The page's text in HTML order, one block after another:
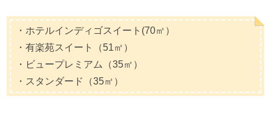
・ホテルインディゴスイート(70㎡）
・有楽苑スイート（51㎡）
・ビュープレミアム（35㎡）
・スタンダード（35㎡）